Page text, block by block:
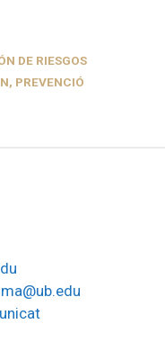
DE RIESGOS
, PREVENCIÓ